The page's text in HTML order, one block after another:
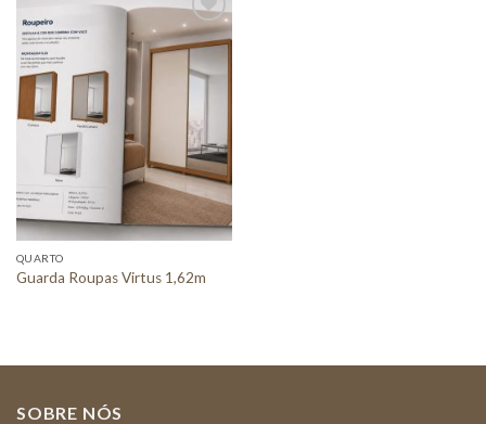
Adicionar
a lista de
desejos
QUARTO
Guarda Roupas Virtus 1,62m
SOBRE NÓS